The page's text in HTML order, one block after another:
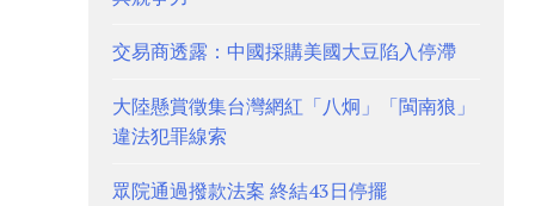
交易商透露：中國採購美國大豆陷入停滯
大陸懸賞徵集台灣網紅「八炯」「閩南狼」
違法犯罪線索
眾院通過撥款法案 終結43日停擺